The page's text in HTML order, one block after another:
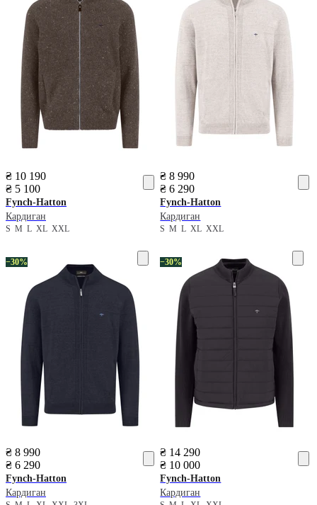
₴ 10 190
₴ 5 100
Fynch-Hatton
Кардиган
S M L XL XXL
₴ 8 990
₴ 6 290
Fynch-Hatton
Кардиган
SMLXLXXL
−30%
₴ 8 990
₴ 6 290
Fynch-Hatton
Кардиган
−30%
₴ 14 290
₴ 10 000
Fynch-Hatton
Кардиган